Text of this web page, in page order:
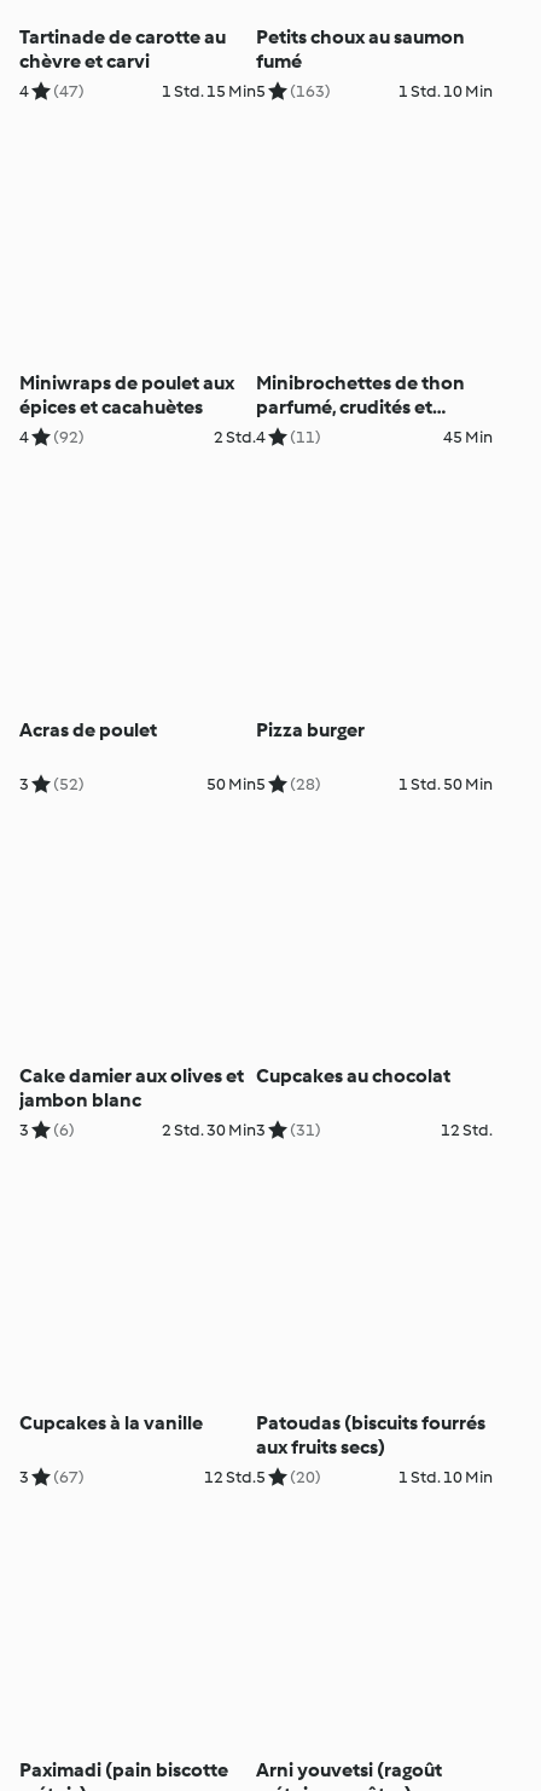
Tartinade de carotte au
chèvre et carvi
4 (47) 1 Std. 15 Min
Petits choux au saumon
fumé
5 (163) 1 Std. 10 Min
Miniwraps de poulet aux
épices et cacahuètes
4 (92) 2 Std.
Minibrochettes de thon
parfumé, crudités et
houmous
4 (11) 45 Min
Acras de poulet
3 (52) 50 Min
Pizza burger
5 (28) 1 Std. 50 Min
Cake damier aux olives et
jambon blanc
3 (6) 2 Std. 30 Min
Cupcakes au chocolat
3 (31) 12 Std.
Cupcakes à la vanille
3 (67) 12 Std.
Patoudas (biscuits fourrés
aux fruits secs)
5 (20) 1 Std. 10 Min
Paximadi (pain biscotte
Arni youvetsi (ragoût